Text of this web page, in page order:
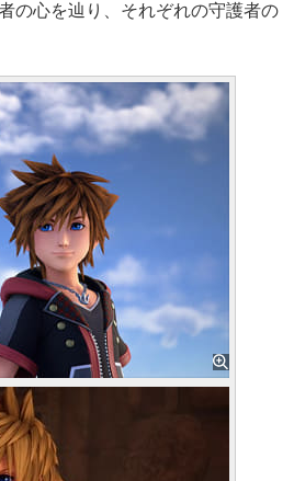
の心を辿り、それぞれの守護者の